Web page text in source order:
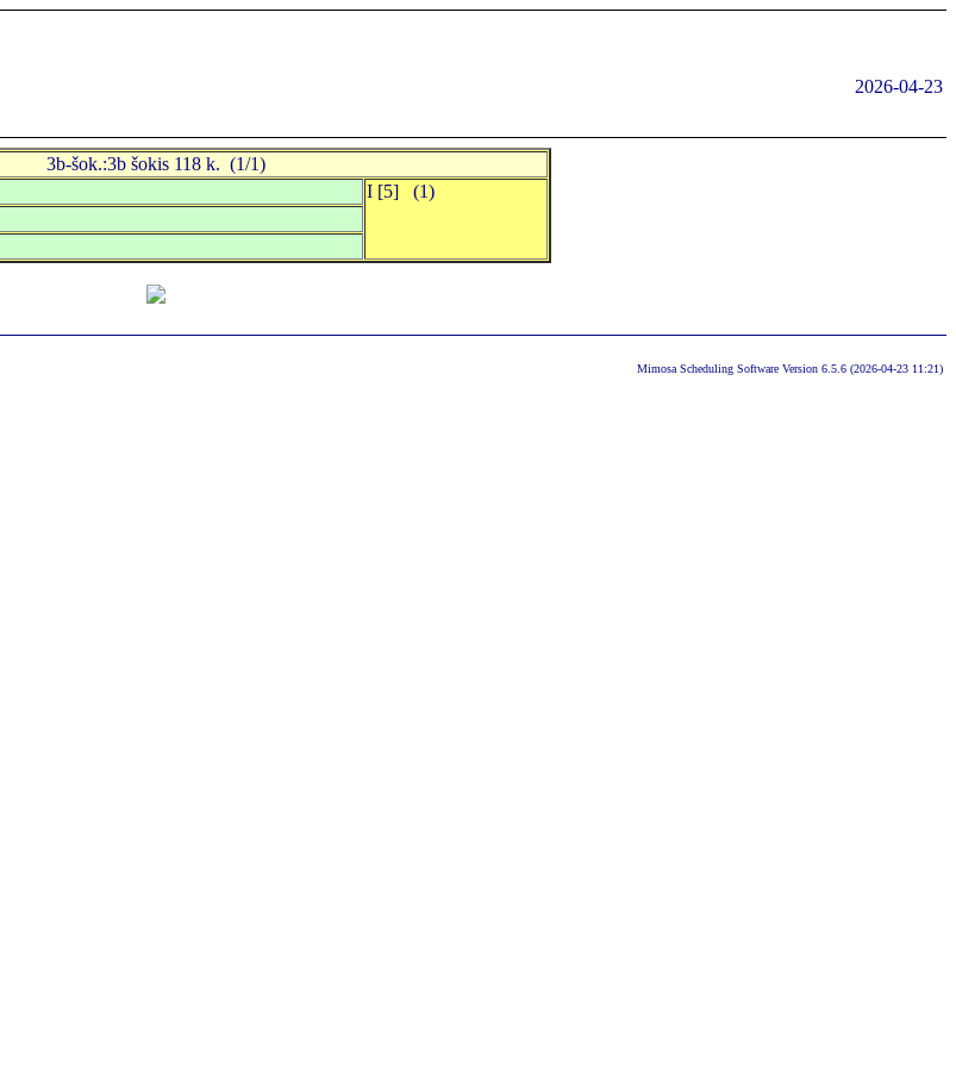
2026-04-23
3b-šok.:3b šokis 118 k. (1/1)
I [5] (1)
Mimosa Scheduling Software Version 6.5.6 (2026-04-23 11:21)